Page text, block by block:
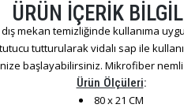
ÜRÜN İÇERİK
dış mekan temizliğinde kullanıma
tutturularak vidalı sap ile
başlayabilirsiniz. Mikrofiber nemli
Ürün Ölçüleri:
80 x 21 CM